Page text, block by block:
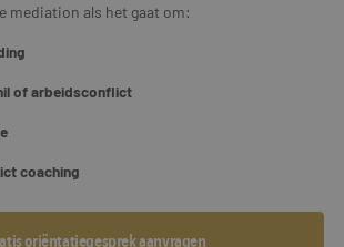
mediation als het gaat om:
of arbeidsconflict
coaching
oriëntatiegesprek aanvragen